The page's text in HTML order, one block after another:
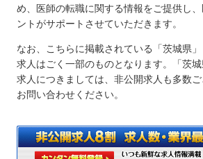
め、医師の転職に関する情報をご提供し
ントがサポートさせていただきます。
なお、こちらに掲載されている「茨城県
求人はごく一部のものとなります。「茨
求人につきましては、非公開求人も多数
お問い合わせください。